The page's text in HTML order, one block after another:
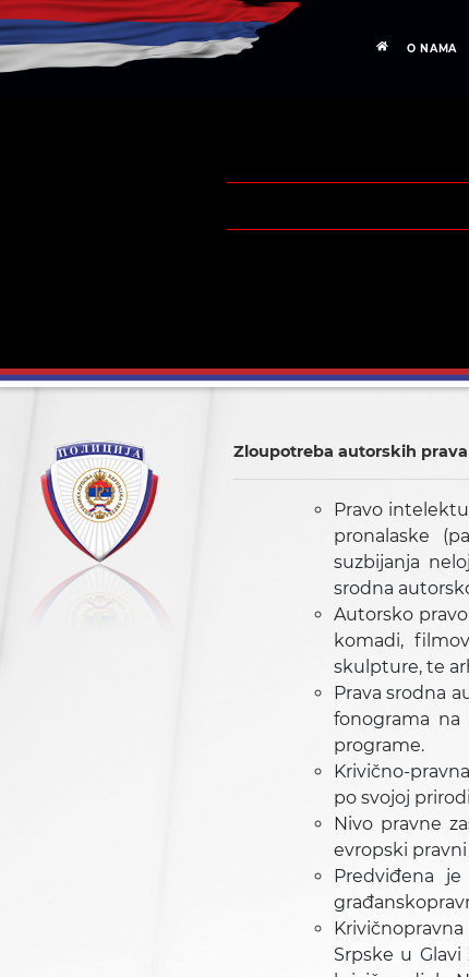
O NAMA
Zloupotreba autorskih prava
Pravo
pronalaske
suzbijanja
srodna
Autorsko
komadi,
skulpture, te
Prava srodna
fonograma na
programe.
Krivično-
po svojoj
Nivo pravne
evropski
Predviđena
Srpske u